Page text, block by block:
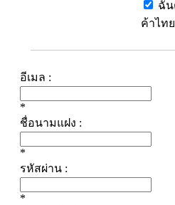
ฉัน
ค้าไท
อีเมล :
*
ชื่อนามแฝง :
*
รหัสผ่าน :
*